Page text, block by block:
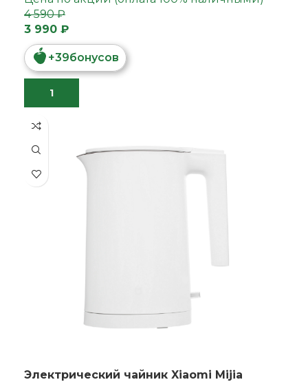
3 990 ₽
+39бонусов
4 590 ₽
Электрический чайник Xiaomi Mijia